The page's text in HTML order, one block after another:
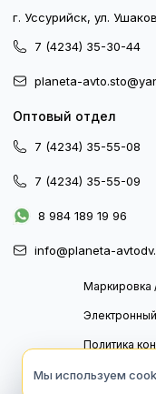
г. Уссурийск, ул.
7 (4234) 35-30-44
planeta-
Оптовый отдел
7 (4234) 35-55-08
7 (4234) 35-55-09
8 984 189 19 96
info@planeta-
Маркировка
Политика
Политика
Мы используем